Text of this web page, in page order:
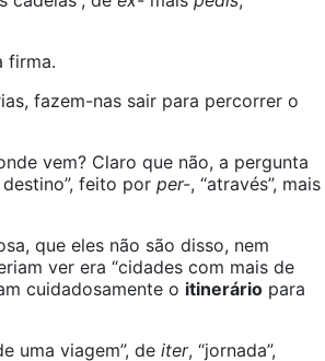
firma.
fazem-nas sair para percorrer o
vem? Claro que não, a pergunta
destino”, feito por per-, “através”, mais
que eles não são disso, nem
ver era “cidades com mais de
cuidadosamente o itinerário para
uma viagem”, de iter, “jornada”,